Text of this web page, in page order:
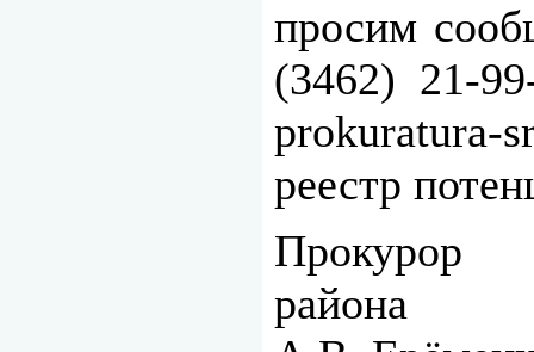
просим
(3462) 21-
prokuratura-
реестр
Прокурор